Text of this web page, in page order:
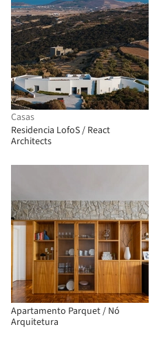
Casas
Residencia LofoS / React
Architects
Apartamento Parquet / Nó
Arquitetura